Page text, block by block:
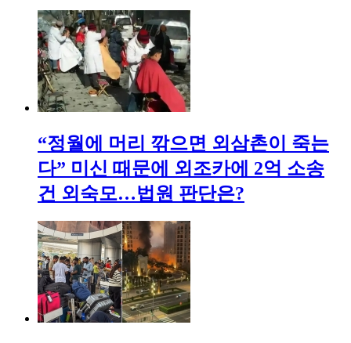
“정월에 머리 깎으면 외삼촌이 죽는
다” 미신 때문에 외조카에 2억 소송
건 외숙모…법원 판단은?